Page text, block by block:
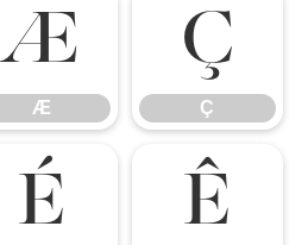
Æ
Æ
Ç
Ç
É Ê